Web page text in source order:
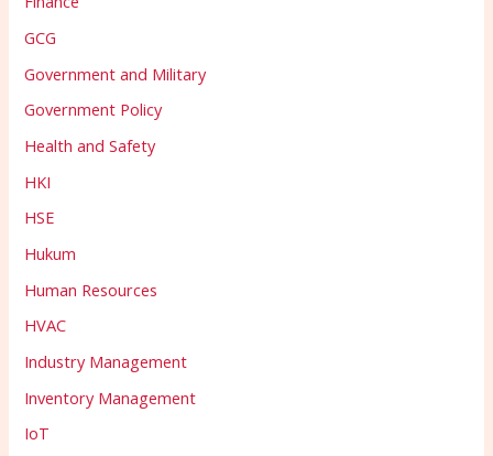
GCG
Government and Military
Government Policy
Health and Safety
HKI
HSE
Hukum
Human Resources
HVAC
Industry Management
Inventory Management
IoT